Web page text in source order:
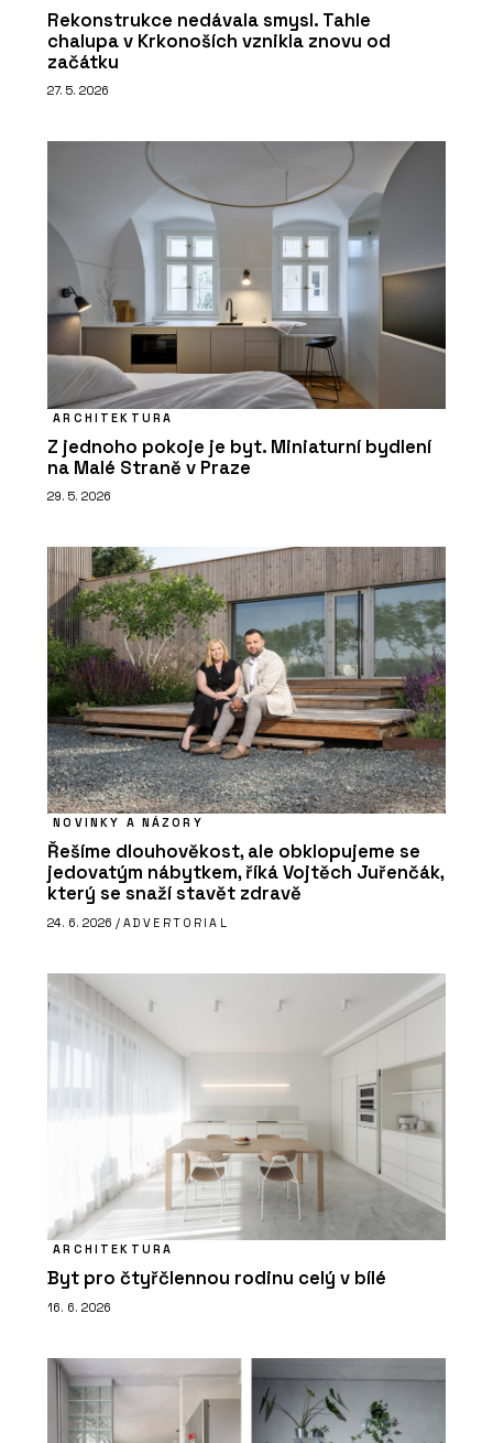
Rekonstrukce nedávala smysl. Tahle
chalupa v Krkonoších vznikla znovu od
začátku
27. 5. 2026
ARCHITEKTURA
Z jednoho pokoje je byt. Miniaturní bydlení
na Malé Straně v Praze
29. 5. 2026
NOVINKY A NÁZORY
Řešíme dlouhověkost, ale obklopujeme se
jedovatým nábytkem, říká Vojtěch Juřenčák,
který se snaží stavět zdravě
24. 6. 2026 / ADVERTORIAL
ARCHITEKTURA
Byt pro čtyřčlennou rodinu celý v bílé
16. 6. 2026